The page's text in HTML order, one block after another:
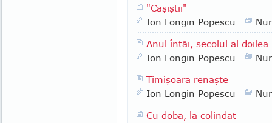
"Caşiştii"
Ion Longin Popescu
Anul întâi, secolul al doilea
Ion Longin Popescu
Timişoara renaşte
Ion Longin Popescu
Cu doba, la colindat